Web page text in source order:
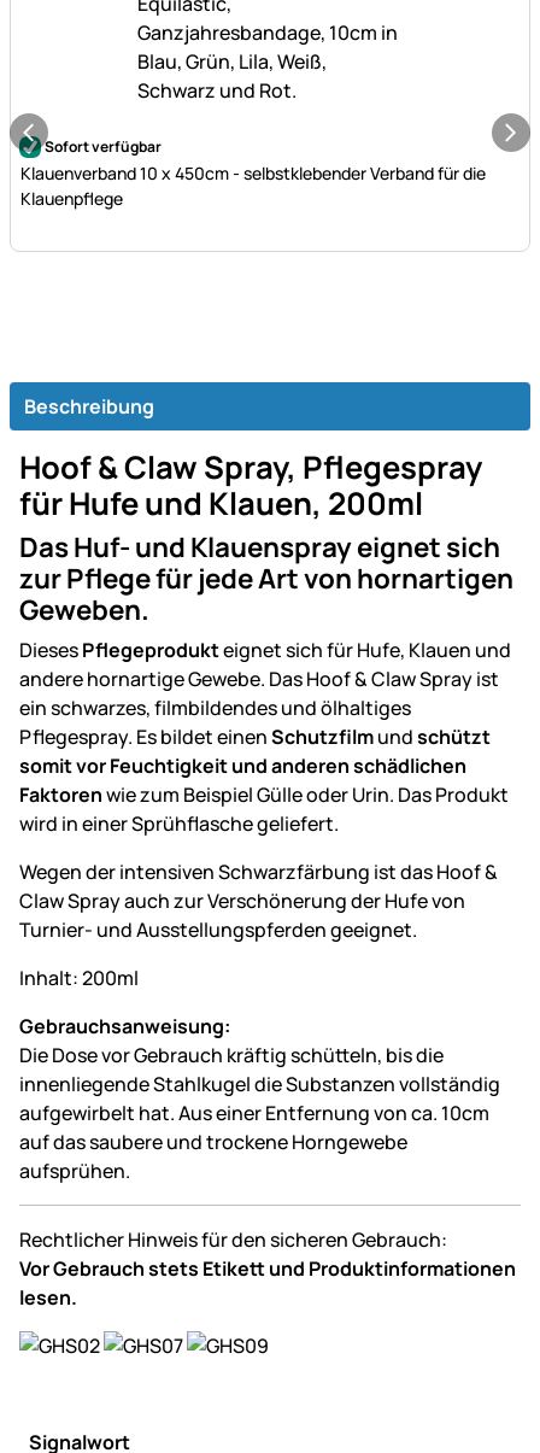
Noch keine Bewertungen abgegeben
Sofort verfügbar
Klauenverband 10 x 450cm - selbstklebender Verband für die
Klauenpflege
Beschreibung
Hoof & Claw Spray, Pflegespray
für Hufe und Klauen, 200ml
Das Huf- und Klauenspray eignet sich
zur Pflege für jede Art von hornartigen
Geweben.
DiesesPflegeprodukteignet sich für Hufe, Klauen und
andere hornartige Gewebe. Das Hoof & Claw Spray ist
ein schwarzes, filmbildendes und ölhaltiges
Pflegespray. Es bildet einenSchutzfilmundschützt
somit vor Feuchtigkeit und anderen schädlichen
Faktorenwie zum Beispiel Gülle oder Urin. Das Produkt
wird in einer Sprühflasche geliefert.
Wegen der intensiven Schwarzfärbung ist das Hoof &
Claw Spray auch zur Verschönerung der Hufe von
Turnier- und Ausstellungspferden geeignet.
Inhalt: 200ml
Gebrauchsanweisung:
Die Dose vor Gebrauch kräftig schütteln, bis die
innenliegende Stahlkugel die Substanzen vollständig
aufgewirbelt hat. Aus einer Entfernung von ca. 10cm
auf das saubere und trockene Horngewebe
aufsprühen.
Rechtlicher Hinweis für den sicheren Gebrauch:
Vor Gebrauch stets Etikett und Produktinformationen
lesen.
Signalwort